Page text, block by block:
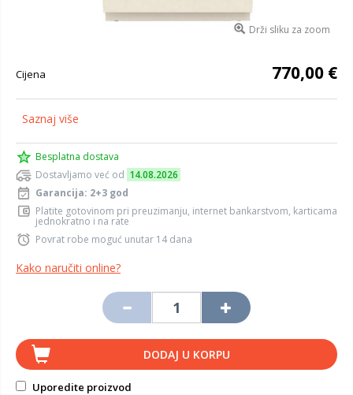
Drži sliku za zoom
Cijena 770,00 €
Saznaj više
Besplatna dostava
Dostavljamo već od 14.08.2026
Garancija: 2+3 god
Platite gotovinom pri preuzimanju, internet bankarstvom, karticama
jednokratno i na rate
Povrat robe moguć unutar 14 dana
Kako naručiti online?
DODAJ U KORPU
Uporedite proizvod